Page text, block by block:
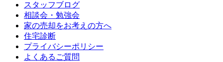
スタッフブログ
相談会・勉強会
家の売却をお考えの方へ
住宅診断
プライバシーポリシー
よくあるご質問